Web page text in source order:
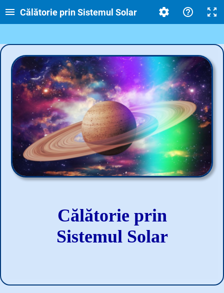
Călătorie prin Sistemul Solar
Călătorie prin
Sistemul Solar